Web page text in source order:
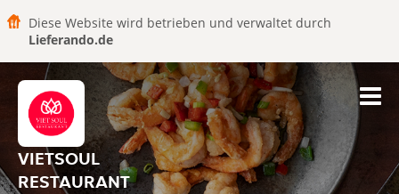
Diese Website wird betrieben und verwaltet durch
Lieferando.de
VIETSOUL
RESTAURANT